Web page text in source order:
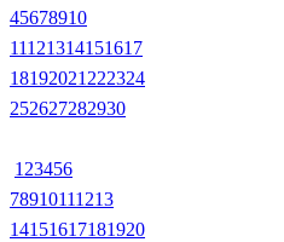
45678910
11121314151617
18192021222324
252627282930
123456
78910111213
14151617181920